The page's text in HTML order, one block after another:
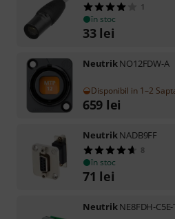
1
în stoc
33 lei
NeutrikNO12FDW-A
Disponibil in 1–2
659 lei
NeutrikNADB9FF
8
în stoc
71 lei
NeutrikNE8FDH-